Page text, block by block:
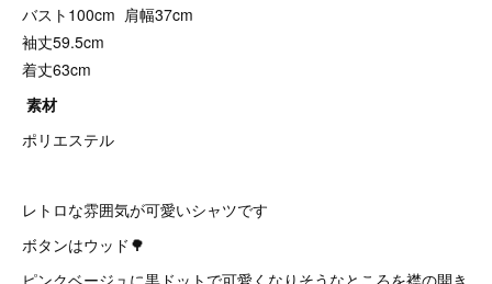
バスト100cm 肩幅37cm
袖丈59.5cm
着丈63cm
素材
ポリエステル
レトロな雰囲気が可愛いシャツです
ボタンはウッド🌳